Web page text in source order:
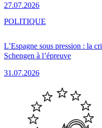
27.07.2026
L’Espagne sous pression : la
Schengen à l’épreuve
31.07.2026
POLITIQUE